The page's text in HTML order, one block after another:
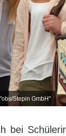
Stepin GmbH"
bei